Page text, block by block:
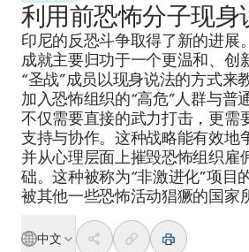
利用前恐怖分子现身
印尼的反恐斗争取得了新的进展
成就主要归功于一个更温和、创
“圣战”成员以现身说法的方式来
加入恐怖组织的“高危”人群与普
不仅需要直接的武力打击，更需
支持与协作。这种战略能有效地
并从心理层面上摧毁恐怖组织雇
础。这种被称为“非激进化”项目
被其他一些恐怖活动猖獗的国家
中文